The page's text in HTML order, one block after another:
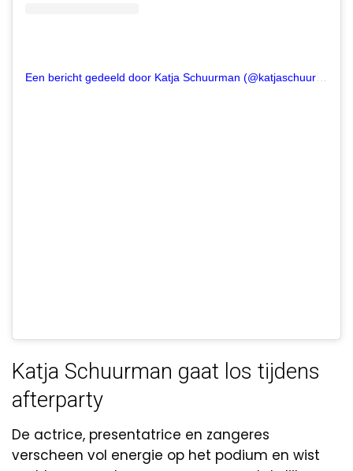
Katja Schuurman gaat los tijdens
afterparty
De actrice, presentatrice en zangeres
verscheen vol energie op het podium en wist